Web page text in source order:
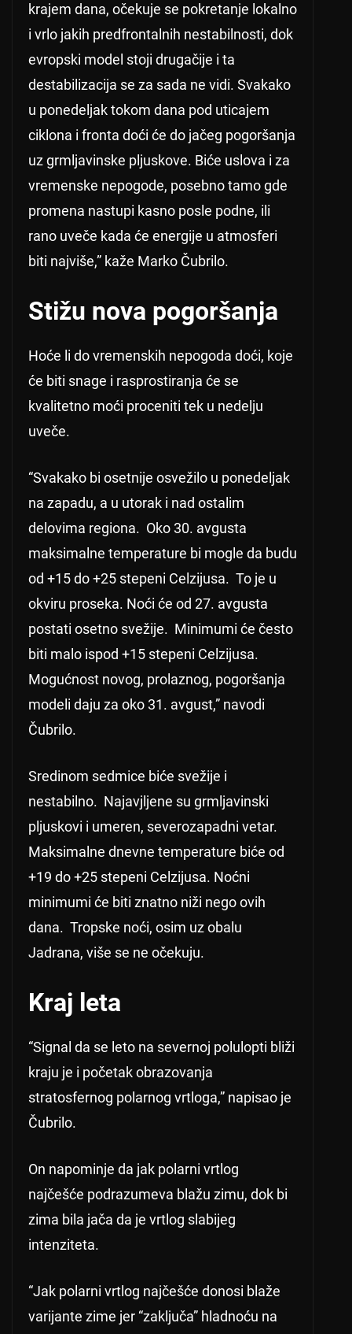
krajem dana, očekuje se pokretanje lokalno
i vrlo jakih predfrontalnih nestabilnosti, dok
evropski model stoji drugačije i ta
destabilizacija se za sada ne vidi. Svakako
u ponedeljak tokom dana pod uticajem
ciklona i fronta doći će do jačeg pogoršanja
uz grmljavinske pljuskove. Biće uslova i za
vremenske nepogode, posebno tamo gde
promena nastupi kasno posle podne, ili
rano uveče kada će energije u atmosferi
biti najviše,” kaže Marko Čubrilo.
Stižu nova pogoršanja
Hoće li do vremenskih nepogoda doći, koje
će biti snage i rasprostiranja će se
kvalitetno moći proceniti tek u nedelju
uveče.
“Svakako bi osetnije osvežilo u ponedeljak
na zapadu, a u utorak i nad ostalim
delovima regiona. Oko 30. avgusta
maksimalne temperature bi mogle da budu
od +15 do +25 stepeni Celzijusa. To je u
okviru proseka. Noći će od 27. avgusta
postati osetno svežije. Minimumi će često
biti malo ispod +15 stepeni Celzijusa.
Mogućnost novog, prolaznog, pogoršanja
modeli daju za oko 31. avgust,” navodi
Čubrilo.
Sredinom sedmice biće svežije i
nestabilno. Najavjljene su grmljavinski
pljuskovi i umeren, severozapadni vetar.
Maksimalne dnevne temperature biće od
+19 do +25 stepeni Celzijusa. Noćni
minimumi će biti znatno niži nego ovih
dana. Tropske noći, osim uz obalu
Jadrana, više se ne očekuju.
Kraj leta
“Signal da se leto na severnoj polulopti bliži
kraju je i početak obrazovanja
stratosfernog polarnog vrtloga,” napisao je
Čubrilo.
On napominje da jak polarni vrtlog
najčešće podrazumeva blažu zimu, dok bi
zima bila jača da je vrtlog slabijeg
intenziteta.
“Jak polarni vrtlog najčešće donosi blaže
varijante zime jer “zaključa” hladnoću na